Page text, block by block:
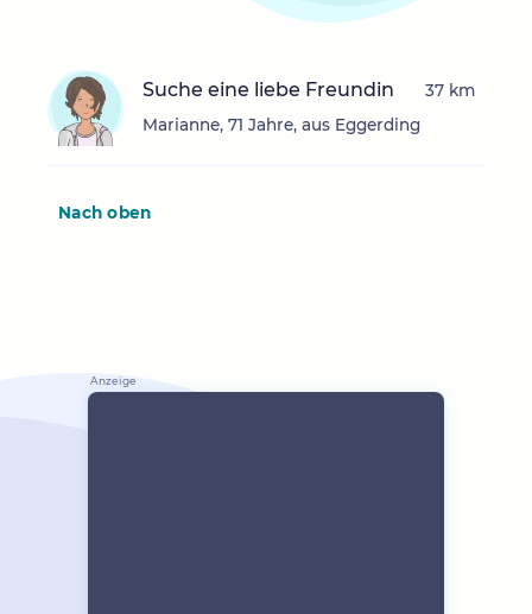
Suche eine liebe Freundin
Marianne, 71 Jahre, aus Eggerding
37 km
Nach oben